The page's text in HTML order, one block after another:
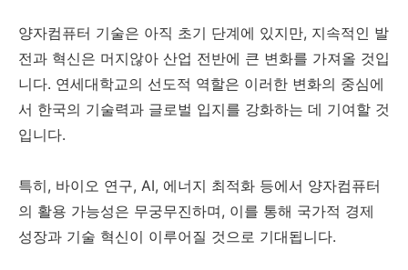
양자컴퓨터 기술은 아직 초기 단계에 있지만, 지속적인 발
전과 혁신은 머지않아 산업 전반에 큰 변화를 가져올 것입
니다. 연세대학교의 선도적 역할은 이러한 변화의 중심에
서 한국의 기술력과 글로벌 입지를 강화하는 데 기여할 것
입니다.
특히, 바이오 연구, AI, 에너지 최적화 등에서 양자컴퓨터
의 활용 가능성은 무궁무진하며, 이를 통해 국가적 경제
성장과 기술 혁신이 이루어질 것으로 기대됩니다.